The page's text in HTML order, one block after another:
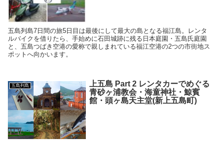
五島列島7日間の旅5日目は最後にして最大の島となる福江島。レンタ
ルバイクを借りたら、手始めに石田城跡に残る日本庭園・五島氏庭園
と、五島つばき空港の愛称で親しまれている福江空港の2つの市街地ス
ポットへ向かいます。
五島列島
上五島 Part 2 レンタカーでめぐる
青砂ヶ浦教会・海童神社・鯨賓
館・頭ヶ島天主堂(新上五島町)